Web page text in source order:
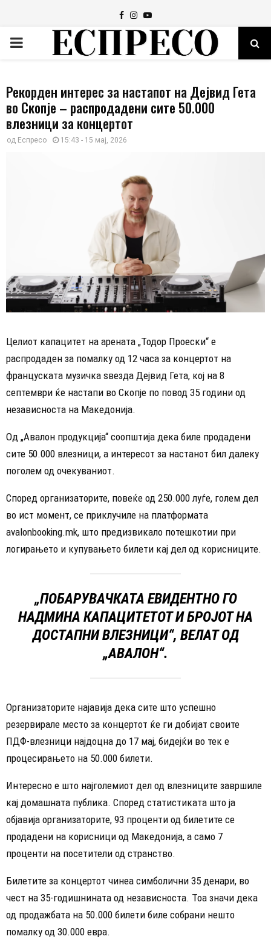
Facebook
Instagram
Youtube
PRIMARY
Рекорден интерес за настапот на Дејвид Гета
во Скопје – распродадени сите 50.000
влезници за концертот
од Еспресо 15:43 - 15 мај, 2026
Целиот капацитет на арената „Тодор Проески“ е
распродаден за помалку од 12 часа за концертот на
француската музичка ѕвезда Дејвид Гета, кој на 8
септември ќе настапи во Скопје по повод 35 години од
независноста на Македонија.
Од „Авалон продукција“ соопштија дека биле продадени
сите 50.000 влезници, а интересот за настанот бил далеку
поголем од очекуваниот.
Според организаторите, повеќе од 250.000 луѓе, голем дел
во ист момент, се приклучиле на платформата
avalonbooking.mk, што предизвикало потешкотии при
логирањето и купувањето билети кај дел од корисниците.
„ПОБАРУВАЧКАТА ЕВИДЕНТНО ГО
НАДМИНА КАПАЦИТЕТОТ И БРОЈОТ НА
ДОСТАПНИ ВЛЕЗНИЦИ“, ВЕЛАТ ОД
„АВАЛОН“.
Организаторите најавија дека сите што успешно
резервирале место за концертот ќе ги добијат своите
ПДФ-влезници најдоцна до 17 мај, бидејќи во тек е
процесирањето на 50.000 билети.
Интересно е што најголемиот дел од влезниците завршиле
кај домашната публика. Според статистиката што ја
објавија организаторите, 93 проценти од билетите се
продадени на корисници од Македонија, а само 7
проценти на посетители од странство.
Билетите за концертот чинеа симболични 35 денари, во
чест на 35-годишнината од независноста. Тоа значи дека
од продажбата на 50.000 билети биле собрани нешто
помалку од 30.000 евра.